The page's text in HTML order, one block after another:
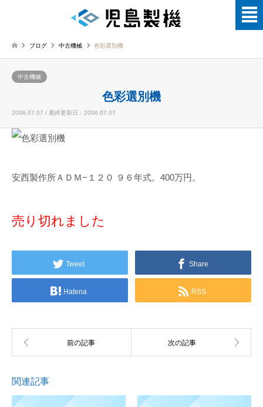
ブログ 中古機械 色彩選別機
中古機械
色彩選別機
2006.07.07 / 最終更新日：2006.07.07
安西製作所ＡＤＭ−１２０ ９６年式。400万円。
売り切れました
Tweet Share
Hatena RSS
関連記事